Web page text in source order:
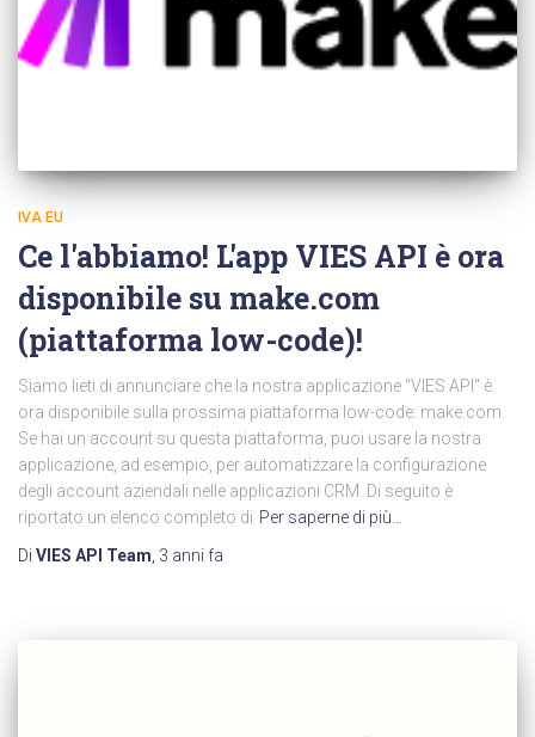
IVA EU
Ce l'abbiamo! L'app VIES API è ora
disponibile su make.com
(piattaforma low-code)!
Siamo lieti di annunciare che la nostra applicazione "VIES API" è
ora disponibile sulla prossima piattaforma low-code: make.com.
Se hai un account su questa piattaforma, puoi usare la nostra
applicazione, ad esempio, per automatizzare la configurazione
degli account aziendali nelle applicazioni CRM. Di seguito è
riportato un elenco completo di Per saperne di più…
Di VIES API Team 3 anni fa